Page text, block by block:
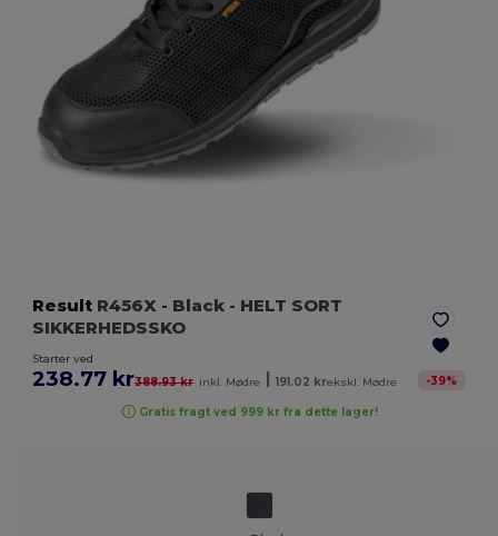
Result R456X - Black - HELT SORT
SIKKERHEDSSKO
Starter ved
238.77 kr388.93 kr inkl. Mødre 191.02 krekskl. Mødre -39%
Gratis fragt ved 999 kr fra dette lager!